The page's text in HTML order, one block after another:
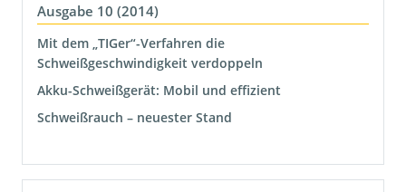
Ausgabe 10 (2014)
Mit dem „TIGer“-Verfahren die
Schweißgeschwindigkeit verdoppeln
Akku-Schweißgerät: Mobil und effizient
Schweißrauch – neuester Stand